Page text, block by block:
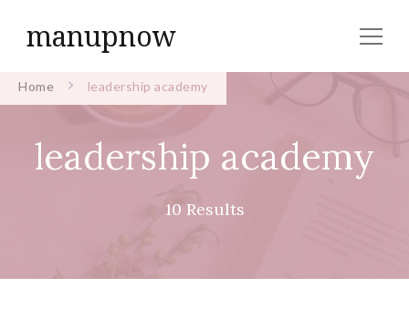
manupnow
Home leadership academy
leadership academy
10 Results